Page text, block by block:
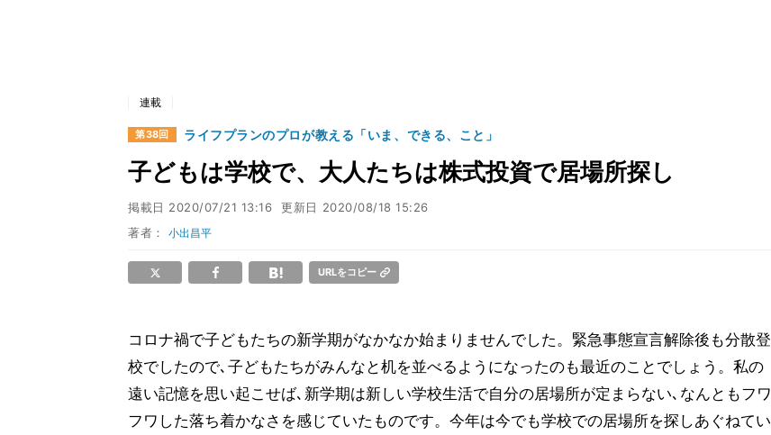
連載
第38回 ライフプランのプロが教える「いま、できる、こと」
子どもは学校で、大人たちは株式投資で居場所探し
掲載日 2020/07/21 13:16 更新日 2020/08/18 15:26
著者：小出昌平
URLをコピー
コロナ禍で子どもたちの新学期がなかなか始まりませんでした。緊急事態宣言解除後も分散登
校でしたので､子どもたちがみんなと机を並べるようになったのも最近のことでしょう。私の
遠い記憶を思い起こせば､新学期は新しい学校生活で自分の居場所が定まらない､なんともフワ
フワした落ち着かなさを感じていたものです。今年は今でも学校での居場所を探しあぐねてい